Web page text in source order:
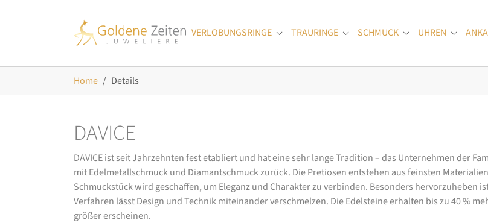
VERLOBUNGSRINGE
Submenu for "Verlobungsringe"
TRAURINGE Submenu for "Trauringe"
SCHMUCK Submenu for
UHREN
Home Details
DAVICE
DAVICE ist seit Jahrzehnten fest etabliert und hat eine sehr lange Tradition – das Unternehmen der
mit Edelmetallschmuck und Diamantschmuck zurück. Die Pretiosen entstehen aus feinsten
Schmuckstück wird geschaffen, um Eleganz und Charakter zu verbinden. Besonders hervorzuheben
Verfahren lässt Design und Technik miteinander verschmelzen. Die Edelsteine erhalten bis zu 40 %
größer erscheinen.